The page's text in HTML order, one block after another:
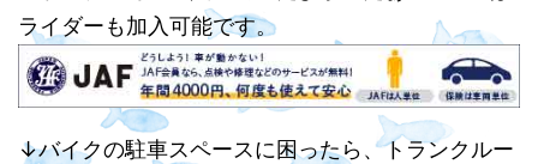
ライダーも加入可能です。
↓バイクの駐車スペースに困ったら、トランクルー